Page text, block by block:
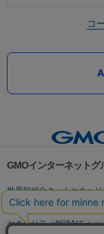
コ
GMOインターネットグ
世界初総合ネットセキュリ
パスワード漏洩診断
セキュリティ相談AIチャッ